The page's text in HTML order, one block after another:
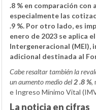
.8 % en comparación
especialmente las
.9 %. Por otro lado, es
enero de 2023 se aplica
Intergeneracional (MEI),
adicional destinada al
Cabe resaltar también la
un aumento medio del2 .8 %,
e Ingreso Mínimo Vital
La noticia en cifras